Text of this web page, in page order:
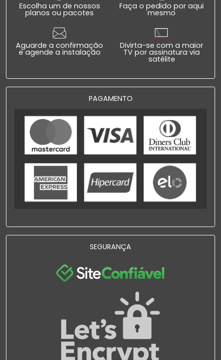
Escolha um de nossos
planos ou pacotes
Faça o pedido por aqui
mesmo
Aguarde a confirmação
e agende a instalação
Divirta-se com a maior
TV por assinatura via
satélite
PAGAMENTO
SEGURANÇA